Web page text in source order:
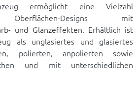
ermöglicht eine Vielzahl
Oberflächen-Designs mit
und Glanzeffekten. Erhältlich ist
als unglasiertes und glasiertes
polierten, anpolierten sowie
und mit unterschiedlichen